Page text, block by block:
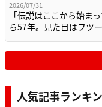
2026/07/31
「伝説はここから始ま
ら57年。見た目はフツ
人気記事ランキ